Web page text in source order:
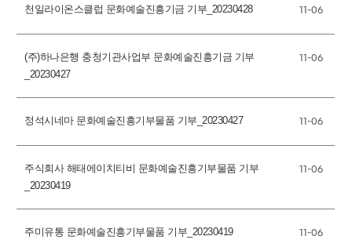
천일라이온스클럽 문화예술진흥기금 기부_20230428 11-06
(주)하나은행 충청기관사업부 문화예술진흥기금 기부
_20230427
11-06
정석시네마 문화예술진흥기부물품 기부_20230427 11-06
주식회사 해태에이치티비 문화예술진흥기부물품 기부
_20230419
11-06
주미유통 문화예술진흥기부물품 기부_20230419 11-06